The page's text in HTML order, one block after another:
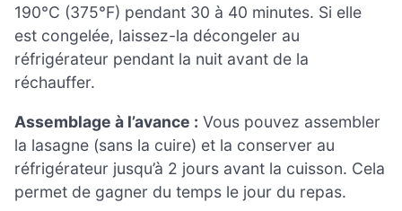
190°C (375°F) pendant 30 à 40 minutes. Si elle
est congelée, laissez-la décongeler au
réfrigérateur pendant la nuit avant de la
réchauffer.
Assemblage à l’avance : Vous pouvez assembler
la lasagne (sans la cuire) et la conserver au
réfrigérateur jusqu’à 2 jours avant la cuisson. Cela
permet de gagner du temps le jour du repas.